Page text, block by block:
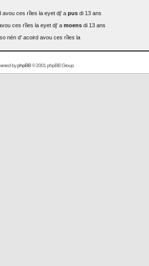
avou ces rîles la eyet dj' a pus di 13 ans
ces rîles la eyet dj' a moens di 13 ans
nén d' acoird avou ces rîles la
byphpBB© 2001 phpBB Group